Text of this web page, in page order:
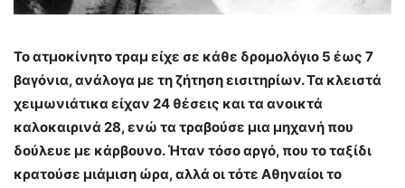
Το ατμοκίνητο τραμ είχε σε κάθε δρομολόγιο 5 έως 7
βαγόνια, ανάλογα με τη ζήτηση εισιτηρίων. Τα κλειστά
χειμωνιάτικα είχαν 24 θέσεις και τα ανοικτά
καλοκαιρινά 28, ενώ τα τραβούσε μια μηχανή που
δούλευε με κάρβουνο. Ήταν τόσο αργό, που το ταξίδι
κρατούσε μιάμιση ώρα, αλλά οι τότε Αθηναίοι το